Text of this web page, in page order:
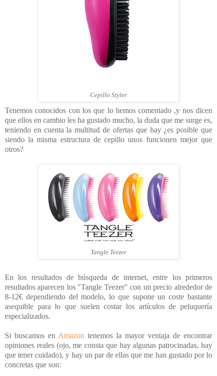
Cepillo Styler
Tenemos conocidos con los que lo hemos comentado ,y nos dicen
que ellos en cambio les ha gustado mucho, la duda que me surge es,
teniendo en cuenta la multitud de ofertas que hay ¿es posible que
siendo la misma estructura de cepillo unos funcionen mejor que
otros?
Tangle Teezer
En los resultados de búsqueda de internet, entre los primeros
resultados aparecen los "Tangle Teezer" con un precio alrededor de
8-12€ dependiendo del modelo, lo que supone un coste bastante
asequible para lo que suelen costar los artículos de peluquería
especializados.
Si buscamos en Amazon tenemos la mayor ventaja de encontrar
opiniones reales (ojo, me consta que hay algunas patrocinadas, hay
que tener cuidado), y hay un par de ellas que me han gustado por lo
concretas que son: